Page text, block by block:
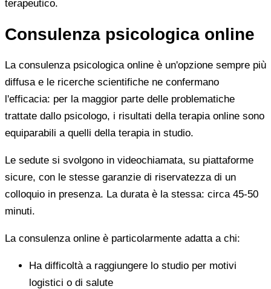
terapeutico.
Consulenza psicologica online
La consulenza psicologica online è un'opzione sempre più
diffusa e le ricerche scientifiche ne confermano
l'efficacia: per la maggior parte delle problematiche
trattate dallo psicologo, i risultati della terapia online sono
equiparabili a quelli della terapia in studio.
Le sedute si svolgono in videochiamata, su piattaforme
sicure, con le stesse garanzie di riservatezza di un
colloquio in presenza. La durata è la stessa: circa 45-50
minuti.
La consulenza online è particolarmente adatta a chi:
Ha difficoltà a raggiungere lo studio per motivi
logistici o di salute